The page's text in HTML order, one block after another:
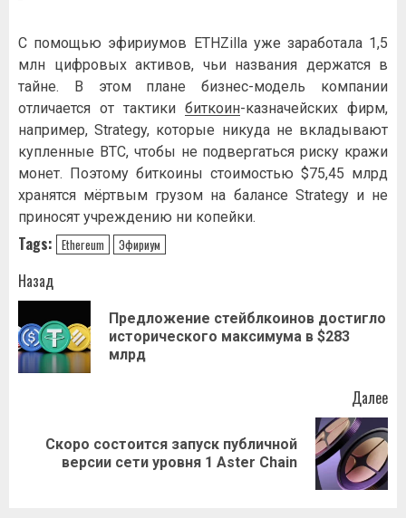
С помощью эфириумов ETHZilla уже заработала 1,5
млн цифровых активов, чьи названия держатся в
тайне. В этом плане бизнес-модель компании
отличается от тактики биткоин-казначейских фирм,
например, Strategy, которые никуда не вкладывают
купленные BTC, чтобы не подвергаться риску кражи
монет. Поэтому биткоины стоимостью $75,45 млрд
хранятся мёртвым грузом на балансе Strategy и не
приносят учреждению ни копейки.
Tags: Ethereum Эфириум
Навигация
записи
Назад
Предложение стейблкоинов достигло
исторического максимума в $283
млрд
Далее
Следующая
запись:
Скоро состоится запуск публичной
версии сети уровня 1 Aster Chain